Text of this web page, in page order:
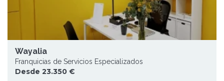
Wayalia
Franquicias de Servicios Especializados
Desde 23.350 €